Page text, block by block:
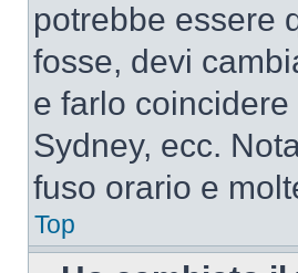
potrebbe essere
fosse, devi
e farlo
Sydney, ecc.
fuso orario e
Top